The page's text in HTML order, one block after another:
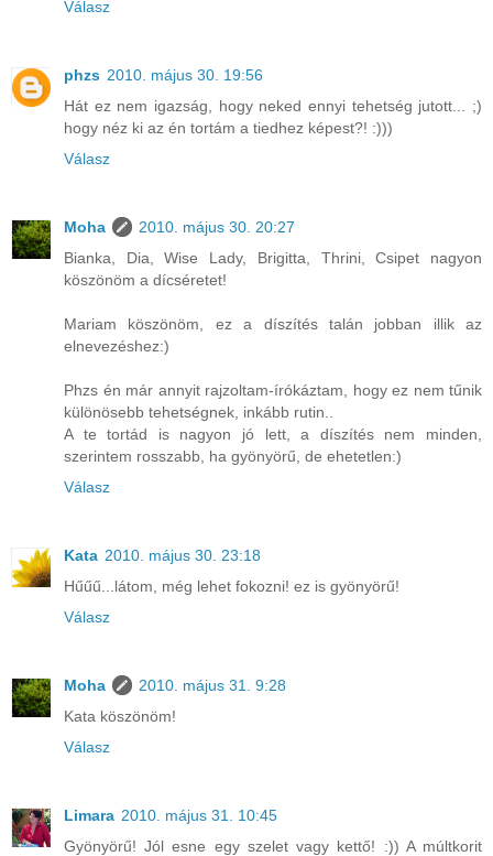
Válasz
phzs 2010. május 30. 19:56
Hát ez nem igazság, hogy neked ennyi tehetség jutott... ;)
hogy néz ki az én tortám a tiedhez képest?! :)))
Válasz
Moha
2010. május 30. 20:27
Bianka, Dia, Wise Lady, Brigitta, Thrini, Csipet nagyon
köszönöm a dícséretet!
Mariam köszönöm, ez a díszítés talán jobban illik az
elnevezéshez:)
Phzs én már annyit rajzoltam-írókáztam, hogy ez nem tűnik
különösebb tehetségnek, inkább rutin..
A te tortád is nagyon jó lett, a díszítés nem minden,
szerintem rosszabb, ha gyönyörű, de ehetetlen:)
Válasz
Kata 2010. május 30. 23:18
Hűűű...látom, még lehet fokozni! ez is gyönyörű!
Válasz
Moha
2010. május 31. 9:28
Kata köszönöm!
Válasz
Limara 2010. május 31. 10:45
Gyönyörű! Jól esne egy szelet vagy kettő! :)) A múltkorit